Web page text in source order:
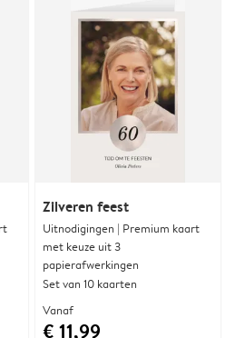
Zilveren feest
Uitnodigingen | Premium kaart
met keuze uit 3
papierafwerkingen
Set van 10 kaarten
Vanaf
€ 11,99